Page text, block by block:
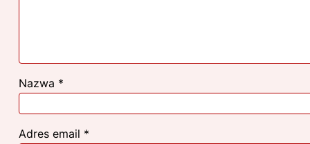
Nazwa *
Adres email *